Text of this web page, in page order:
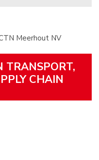
Meerhout NV
TRANSPORT,
CHAIN